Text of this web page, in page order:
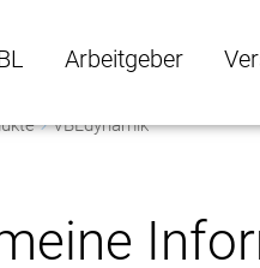
Untermenü öffnen
Arbeitgeber
Arbeitgeber
VBLdynamik